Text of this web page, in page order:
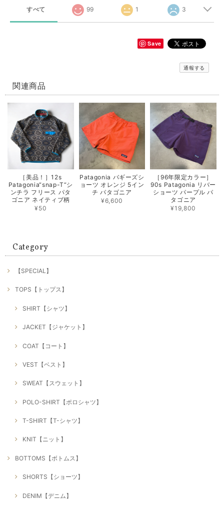
すべて 99 1 3
Save
通報する
関連商品
［美品！］12s
Patagonia“snap-T“シ
ンチラ フリース パタ
ゴニア ネイティブ柄
¥50
Patagonia バギーズシ
ョーツ オレンジ 5イン
チ パタゴニア
¥6,600
［96年限定カラー］
90s Patagonia リバー
ショーツ パープル パ
タゴニア
¥19,800
Category
【SPECIAL】
TOPS【トップス】
SHIRT【シャツ】
JACKET【ジャケット】
COAT【コート】
VEST【ベスト】
SWEAT【スウェット】
POLO-SHIRT【ポロシャツ】
T-SHIRT【T-シャツ】
KNIT【ニット】
BOTTOMS【ボトムス】
SHORTS【ショーツ】
DENIM【デニム】